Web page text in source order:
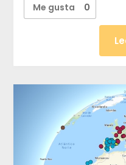
Me gusta 0